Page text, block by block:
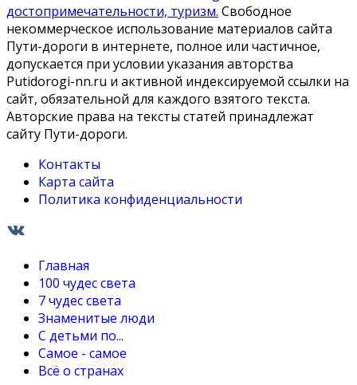
достопримечательности, туризм. Свободное
некоммерческое использование материалов сайта
Пути-дороги в интернете, полное или частичное,
допускается при условии указания авторства
Putidorogi-nn.ru и активной индексируемой ссылки на
сайт, обязательной для каждого взятого текста.
Авторские права на тексты статей принадлежат
сайту Пути-дороги.
Контакты
Карта сайта
Политика конфиденциальности
Главная
100 чудес света
7 чудес света
Знаменитые люди
С детьми по...
Самое - самое
Всё о странах